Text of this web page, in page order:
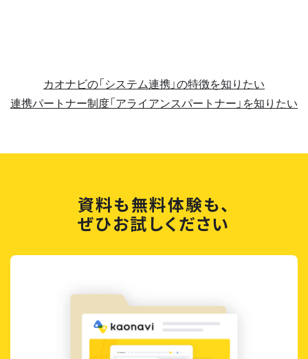
カオナビの「システム連携」の特徴を知りたい
連携パートナー制度「アライアンスパートナー」を知りたい
資料も無料体験も、
ぜひお試しください